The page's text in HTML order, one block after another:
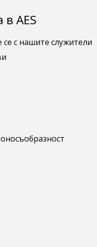
в AES
се с нашите служители